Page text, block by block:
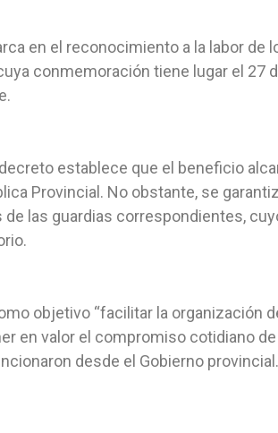
en el reconocimiento a la labor de
conmemoración tiene lugar el 27
establece que el beneficio
Provincial. No obstante, se
de las guardias correspondientes,
objetivo “facilitar la organización
en valor el compromiso cotidiano
desde el Gobierno provincial.